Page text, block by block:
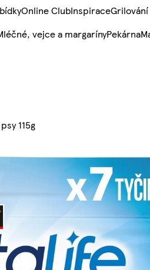
Online ClubInspiraceGrilování
vejce a margarínyPekárna
115g